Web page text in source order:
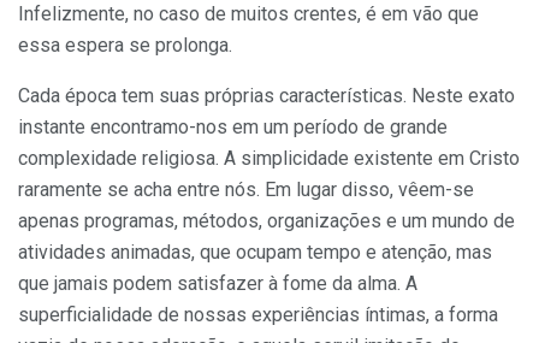
Infelizmente, no caso de muitos crentes, é em vão que
essa espera se prolonga.
Cada época tem suas próprias características. Neste exato
instante encontramo-nos em um período de grande
complexidade religiosa. A simplicidade existente em Cristo
raramente se acha entre nós. Em lugar disso, vêem-se
apenas programas, métodos, organizações e um mundo de
atividades animadas, que ocupam tempo e atenção, mas
que jamais podem satisfazer à fome da alma. A
superficialidade de nossas experiências íntimas, a forma